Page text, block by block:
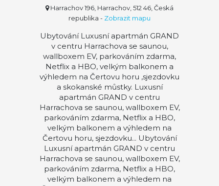
Harrachov 196, Harrachov, 512 46, Česká
republika - Zobrazit mapu
Ubytování Luxusní apartmán GRAND
v centru Harrachova se saunou,
wallboxem EV, parkováním zdarma,
Netflix a HBO, velkým balkonem a
výhledem na Čertovu horu ,sjezdovku
a skokanské můstky. Luxusní
apartmán GRAND v centru
Harrachova se saunou, wallboxem EV,
parkováním zdarma, Netflix a HBO,
velkým balkonem a výhledem na
Čertovu horu, sjezdovku... Ubytování
Luxusní apartmán GRAND v centru
Harrachova se saunou, wallboxem EV,
parkováním zdarma, Netflix a HBO,
velkým balkonem a výhledem na